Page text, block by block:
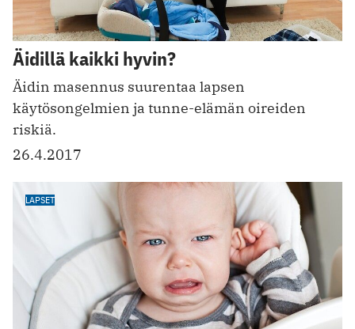
Äidillä kaikki hyvin?
Äidin masennus suurentaa lapsen
käytösongelmien ja tunne-elämän oireiden
riskiä.
26.4.2017
LAPSET